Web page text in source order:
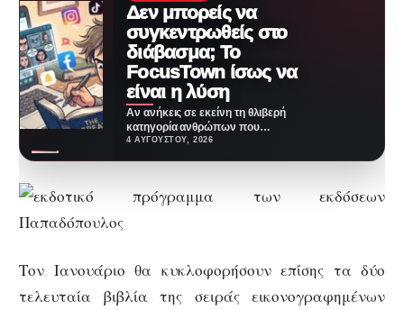
Δεν μπορείς να
συγκεντρωθείς στο
διάβασμα; Το
FocusTown ίσως να
είναι η λύση
Αν ανήκεις σε εκείνη τη θλιβερή
κατηγορία ανθρώπων που
ανοίγουν βιβλίο με όλη την καλή
4 ΑΥΓΟΎΣΤΟΥ, 2026
Τον Ιανουάριο θα κυκλοφορήσουν επίσης τα δύο
τελευταία βιβλία της σειράς εικονογραφημένων